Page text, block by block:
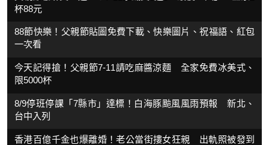
杯88元
88節快樂！父親節貼圖免費下載、快樂圖片、祝福語、紅包
一次看
今天記得搶！父親節7-11請吃麻醬涼麵 全家免費冰美式、
限5000杯
8/9停班停課「7縣市」達標！白海豚颱風風雨預報 新北、
台中入列
香港百億千金也爆離婚！老公當街摟女狂親 出軌照被發到